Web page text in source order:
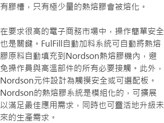
有膠槽，只有極少量的熱熔膠會被熔化。
在要求很高的電子商務市場中，操作簡單安全
也是關鍵。FulFill自動加料系統可自動將熱熔
膠原料自動填充到Nordson熱熔膠機內，避
免操作員與高溫部件的所有必要接觸。此外，
Nordson元件設計為觸摸安全或可選配板。
Nordson的熱熔膠系統是模組化的，可擴展
以滿足最佳應用需求，同時也可靈活地升級未
來的生產需求。